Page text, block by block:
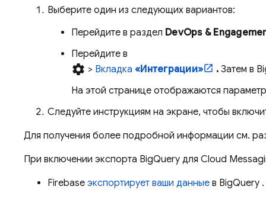
Выберите один из следующих вариантов:
Перейдите в раздел DevOps &
Перейдите в
settings > Вкладка «Интеграции» . Затем в
На этой странице отображаются
Следуйте инструкциям на экране, чтобы
Для получения более подробной информации см.
При включении экспорта BigQuery для Cloud
Firebase экспортирует ваши данные в BigQuery